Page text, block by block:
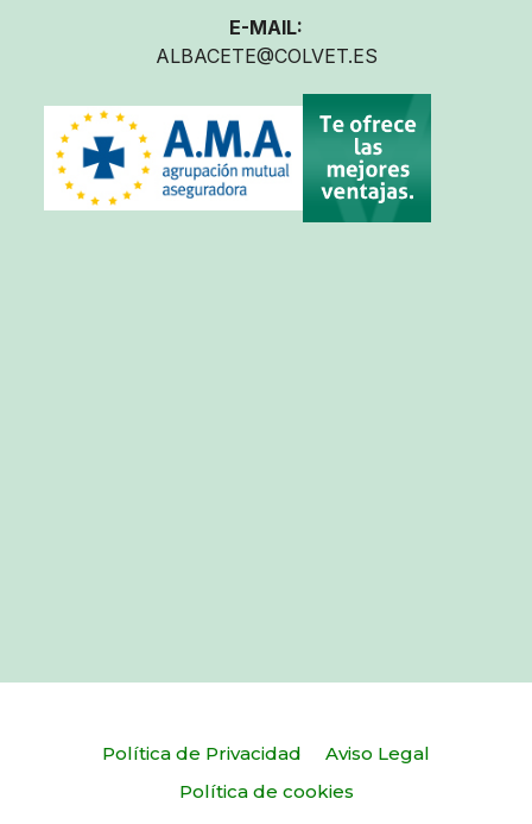
E-MAIL:
ALBACETE@COLVET.ES
Política de Privacidad
Aviso Legal
Política de cookies